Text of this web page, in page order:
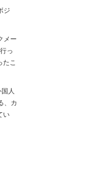
ジ
メー
っ
たこ
人
、カ
い